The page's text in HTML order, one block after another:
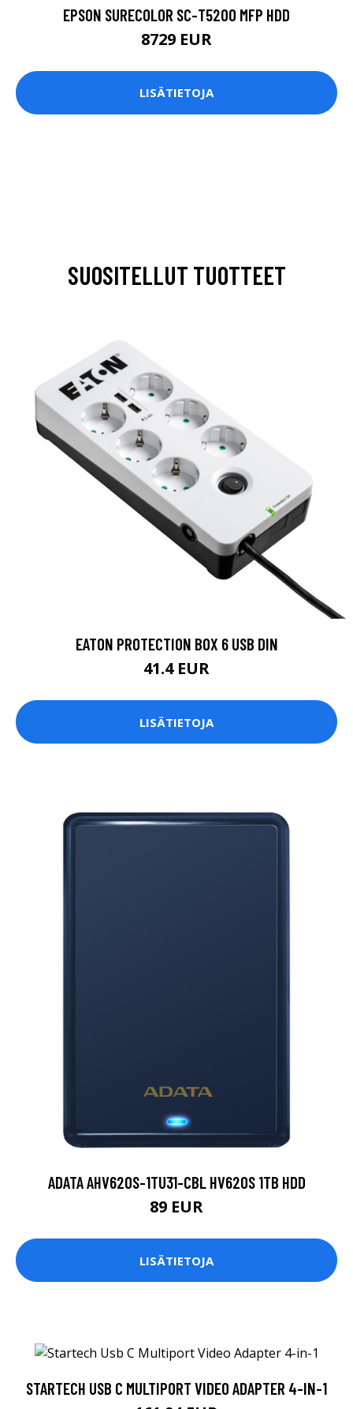
EPSON SURECOLOR SC-T5200 MFP HDD
8729 EUR
LISÄTIETOJA
SUOSITELLUT TUOTTEET
EATON PROTECTION BOX 6 USB DIN
41.4 EUR
LISÄTIETOJA
ADATA AHV620S-1TU31-CBL HV620S 1TB HDD
89 EUR
LISÄTIETOJA
STARTECH USB C MULTIPORT VIDEO ADAPTER 4-IN-1